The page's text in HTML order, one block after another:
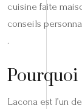
cuisine faite
conseils
.
Pourquoi
Lacona est l’un